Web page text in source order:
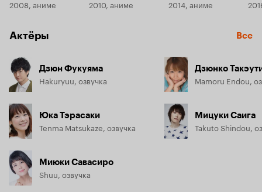
2008, аниме
атака команды Ога
2010, аниме
мечты в ультра-
2014, аниме
код
Актёры Все
Дзюн Фукуяма
Hakuryuu, озвучка
Юка Тэрасаки
Tenma Matsukaze, озвучка
Миюки Савасиро
Shuu, озвучка
Дзюнко
Mamoru Endou,
Мицуки Саига
Takuto Shindou,